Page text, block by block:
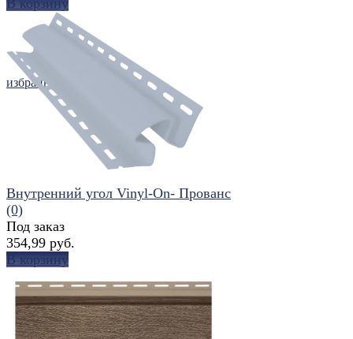
избранное
Внутренний угол Vinyl-On- Прованс
(0)
Под заказ
354,99 руб.
В корзину